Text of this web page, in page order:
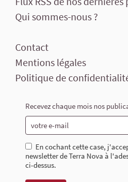
Qui sommes-nous ?
Contact
Mentions légales
Politique de
Recevez chaque mois nos
En cochant cette case,
newsletter de Terra Nova à
ci-dessus.